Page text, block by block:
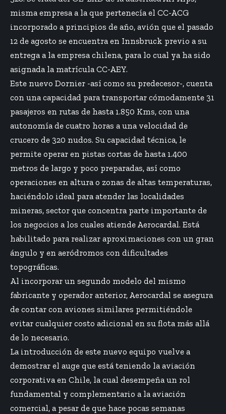
misma empresa a la que pertenecía el CC-ACG
incorporado a principios de año, avión que el pasado
12 de agosto se encuentra en Innsbruck previo a su
entrega a la empresa chilena, para lo cual ya ha sido
asignada la matrícula CC-AEY.
Este nuevo Dornier -así como su predecesor-, cuenta
con una capacidad para transportar cómodamente 31
pasajeros en rutas de hasta 1.850 Kms, con una
autonomía de cuatro horas a una velocidad de
crucero de 320 nudos. Su capacidad técnica, le
permite operar en pistas cortas de hasta 1.400
metros de largo y poco preparadas, así como
operaciones en altura o zonas de altas temperaturas,
haciéndolo ideal para atender las localidades
mineras, sector que concentra parte importante de
los negocios a los cuales atiende Aerocardal. Está
habilitado para realizar aproximaciones con un gran
ángulo y en aeródromos con dificultades
topográficas.
Al incorporar un segundo modelo del mismo
fabricante y operador anterior, Aerocardal se asegura
de contar con aviones similares permitiéndole
evitar cualquier costo adicional en su flota más allá
de lo necesario.
La introducción de este nuevo equipo vuelve a
demostrar el auge que está teniendo la aviación
corporativa en Chile, la cual desempeña un rol
fundamental y complementario a la aviación
comercial, a pesar de que hace pocas semanas